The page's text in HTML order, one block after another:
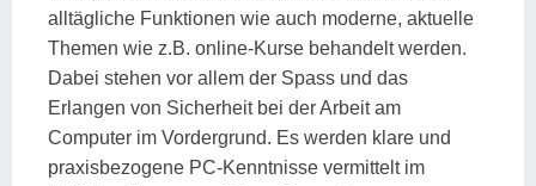
alltägliche Funktionen wie auch moderne, aktuelle
Themen wie z.B. online-Kurse behandelt werden.
Dabei stehen vor allem der Spass und das
Erlangen von Sicherheit bei der Arbeit am
Computer im Vordergrund. Es werden klare und
praxisbezogene PC-Kenntnisse vermittelt im